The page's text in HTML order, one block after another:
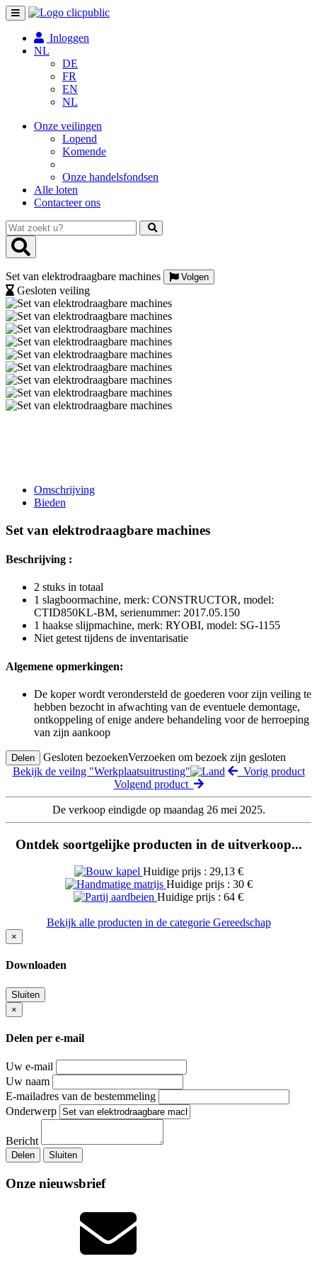
Toggle
navigation
Inloggen
NL
DE
FR
EN
NL
Onze veilingen
Lopend
Komende
Onze handelsfondsen
Alle loten
Contacteer ons
Wat
zoekt
u?
Set van elektrodraagbare machines Volgen
Gesloten veiling
Omschrijving
Bieden
Set van elektrodraagbare machines
Beschrijving :
2 stuks in totaal
1 slagboormachine, merk: CONSTRUCTOR, model:
CTID850KL-BM, serienummer: 2017.05.150
1 haakse slijpmachine, merk: RYOBI, model: SG-1155
Niet getest tijdens de inventarisatie
Algemene opmerkingen:
De koper wordt verondersteld de goederen voor zijn veiling te
hebben bezocht in afwachting van de eventuele demontage,
ontkoppeling of enige andere behandeling voor de herroeping
van zijn aankoop
Delen Gesloten bezoekenVerzoeken om bezoek zijn gesloten
Bekijk de veilng "Werkplaatsuitrusting"
Vorig product
Volgend product
De verkoop eindigde op maandag 26 mei 2025.
Ontdek soortgelijke producten in de uitverkoop...
Huidige prijs : 29,13 €
Huidige prijs : 30 €
Huidige prijs : 64 €
Bekijk alle producten in de categorie Gereedschap
×
Downloaden
Sluiten
×
Delen per e-mail
Uw e-mail
Uw naam
E-mailadres van de bestemmeling
Onderwerp
Bericht
Delen Sluiten
Onze nieuwsbrief